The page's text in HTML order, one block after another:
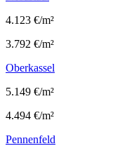
4.123 €/m²
3.792 €/m²
Oberkassel
5.149 €/m²
4.494 €/m²
Pennenfeld